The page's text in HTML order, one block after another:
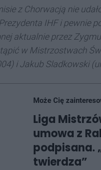
z Chorwacją nie
IHF i pewnie
aktualnie przez
w Mistrzostwach
i Jakub Sladkowski
Może Cię
Liga
umowa z
podpisana.
twierdza”